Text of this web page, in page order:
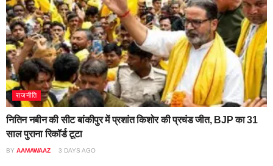
राजनीति
नितिन नबीन की सीट बांकीपुर में प्रशांत किशोर की प्रचंड जीत, BJP का 31
साल पुराना रिकॉर्ड टूटा
BY AAMAWAAZ 3 DAYS AGO